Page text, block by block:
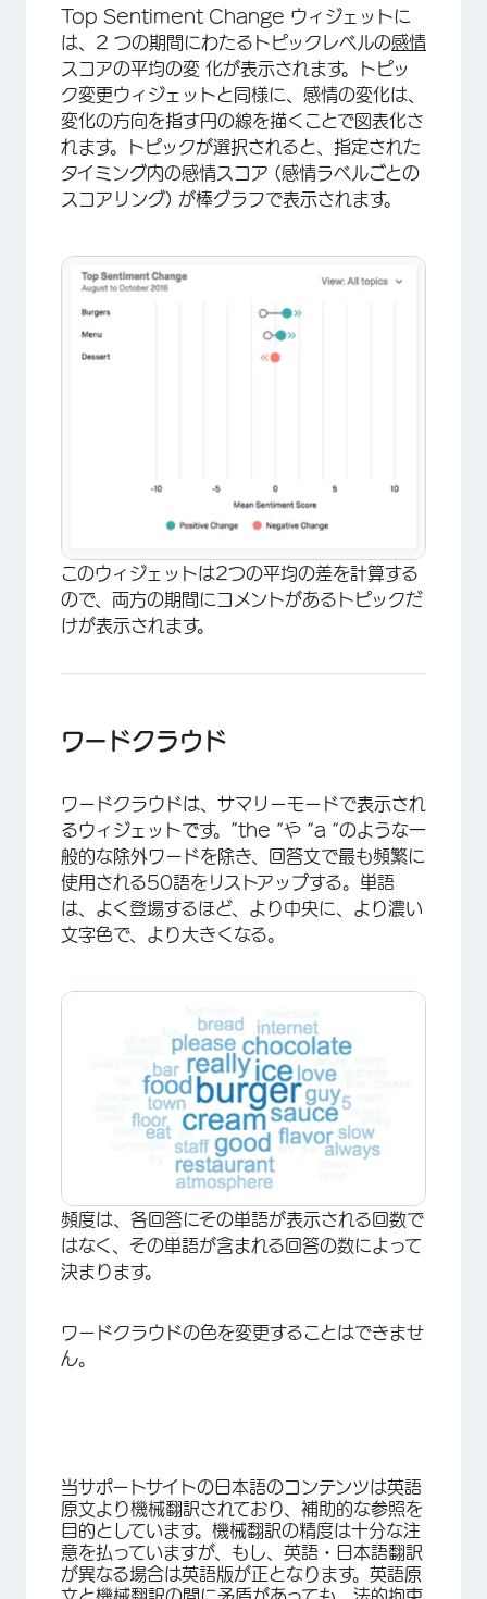
×
Top Sentiment Change ウィジェットに
は、2 つの期間にわたるトピックレベルの感情
スコアの平均の変 化が表示されます。トピッ
ク変更ウィジェットと同様に、感情の変化は、
変化の方向を指す円の線を描くことで図表化さ
れます。トピックが選択されると、指定された
タイミング内の感情スコア (感情ラベルごとの
スコアリング) が棒グラフで表示されます。
このウィジェットは2つの平均の差を計算する
ので、両方の期間にコメントがあるトピックだ
けが表示されます。
ワードクラウド
ワードクラウドは、サマリーモードで表示され
るウィジェットです。”the “や “a “のような一
般的な除外ワードを除き、回答文で最も頻繁に
使用される50語をリストアップする。単語
は、よく登場するほど、より中央に、より濃い
文字色で、より大きくなる。
頻度は、各回答にその単語が表示される回数で
はなく、その単語が含まれる回答の数によって
決まります。
ワードクラウドの色を変更することはできませ
ん。
当サポートサイトの日本語のコンテンツは英語
原文より機械翻訳されており、補助的な参照を
目的としています。機械翻訳の精度は十分な注
意を払っていますが、もし、英語・日本語翻訳
が異なる場合は英語版が正となります。英語原